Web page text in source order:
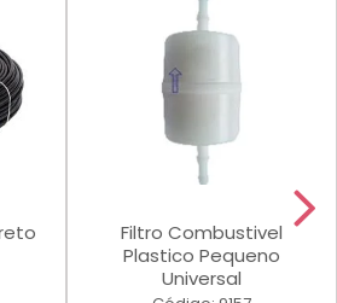
Filtro Combustivel
Plastico Pequeno
Universal